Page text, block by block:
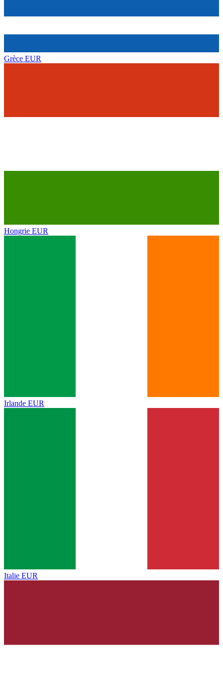
Grèce EUR
Hongrie EUR
Irlande EUR
Italie EUR